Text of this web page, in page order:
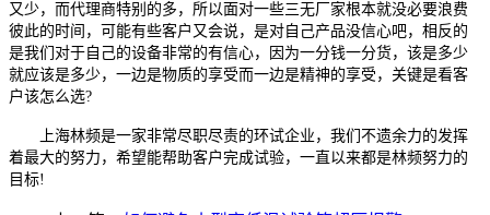
又少，而代理商特别的多，所以面对一些三无厂家根本就没必要浪费
彼此的时间，可能有些客户又会说，是对自己产品没信心吧，相反的
是我们对于自己的设备非常的有信心，因为一分钱一分货，该是多少
就应该是多少，一边是物质的享受而一边是精神的享受，关键是看客
户该怎么选?
上海林频是一家非常尽职尽责的环试企业，我们不遗余力的发挥
着最大的努力，希望能帮助客户完成试验，一直以来都是林频努力的
目标!